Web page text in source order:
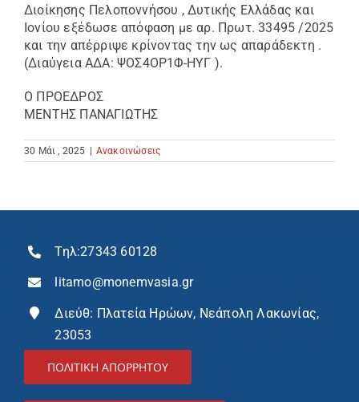
Διοίκησης Πελοποννήσου , Δυτικής Ελλάδας και
Ιονίου εξέδωσε απόφαση με αρ. Πρωτ. 33495 /2025
και την απέρριψε κρίνοντας την ως απαράδεκτη .
(Διαύγεια ΑΔΑ: ΨΟΣ4ΟΡ1Φ-ΗΥΓ ).
Ο ΠΡΟΕΔΡΟΣ
ΜΕΝΤΗΣ ΠΑΝΑΓΙΩΤΗΣ
30 Μάι , 2025 Ανακοινώσεις
Τηλ:27343 60128
litamo@monemvasia.gr
Διεύθ: Πλατεία Ηρώων, Νεάπολη Λακωνίας,
23053
ΠΟΛΙΤΙΚΗ ΑΠΟΡΡΗΤΟΥ